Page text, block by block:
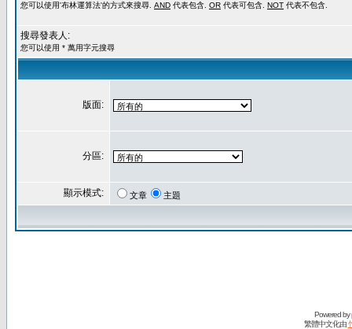
您可以使用'布林運算法'的方式來搜尋. AND 代表包含. OR 代表可包含. NOT 代表不包含.
搜尋發表人:
您可以使用 * 萬用字元搜尋
版面:
分區:
顯示模式: 文章 主題
Powered by
繁體中文化由